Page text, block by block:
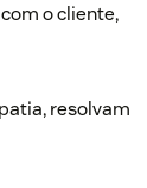
o cliente,
resolvam